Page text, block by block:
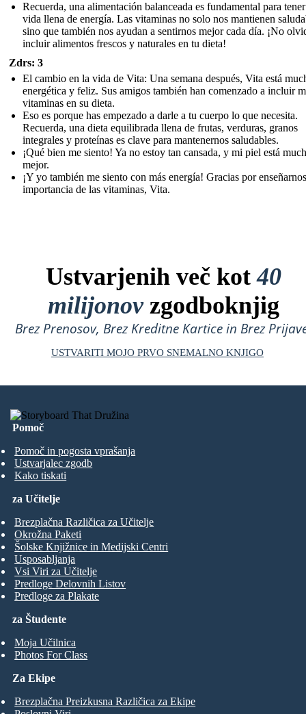
Recuerda, una alimentación balanceada es fundamental para
vida llena de energía. Las vitaminas no solo nos mantienen
sino que también nos ayudan a sentirnos mejor cada día. ¡No
incluir alimentos frescos y naturales en tu dieta!
Zdrs: 3
El cambio en la vida de Vita: Una semana después, Vita está
energética y feliz. Sus amigos también han comenzado a incluir
vitaminas en su dieta.
Eso es porque has empezado a darle a tu cuerpo lo que necesita.
Recuerda, una dieta equilibrada llena de frutas, verduras, granos
integrales y proteínas es clave para mantenernos saludables.
¡Qué bien me siento! Ya no estoy tan cansada, y mi piel está
mejor.
¡Y yo también me siento con más energía! Gracias por
importancia de las vitaminas, Vita.
Ustvarjenih več kot40
milijonovzgodboknjig
Brez Prenosov, Brez Kreditne Kartice in Brez
USTVARITI MOJO PRVO SNEMALNO KNJIGO
Pomoč
Pomoč in pogosta vprašanja
Ustvarjalec zgodb
Kako tiskati
za Študente
Moja Učilnica
Photos For Class
za Učitelje
Brezplačna Različica za Učitelje
Okrožna Paketi
Šolske Knjižnice in Medijski Centri
Usposabljanja
Vsi Viri za Učitelje
Predloge Delovnih Listov
Predloge za Plakate
Za Ekipe
Brezplačna Preizkusna Različica za Ekipe